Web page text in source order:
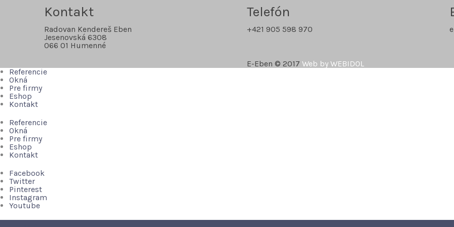
Kontakt
Radovan Kendereš Eben
Jesenovská 6308
066 01 Humenné
Telefón
+421 905 598 970
E-Eben © 2017 Web by WEBIDOL
Referencie
Okná
Pre firmy
Eshop
Kontakt
Referencie
Okná
Pre firmy
Eshop
Kontakt
Facebook
Twitter
Pinterest
Instagram
Youtube